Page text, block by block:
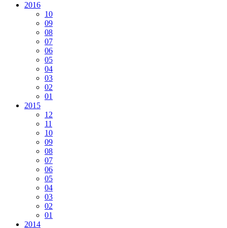
2016
10
09
08
07
06
05
04
03
02
01
2015
12
11
10
09
08
07
06
05
04
03
02
01
2014